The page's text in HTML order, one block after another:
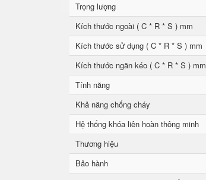
Trọng lượng
Kích thước ngoài ( C * R * S ) mm
Kích thước sử dụng ( C * R * S ) mm
Kích thước ngăn kéo ( C * R * S ) mm
Tính năng
Khả năng chống cháy
Hệ thống khóa liên hoàn thông minh
Thương hiệu
Bảo hành